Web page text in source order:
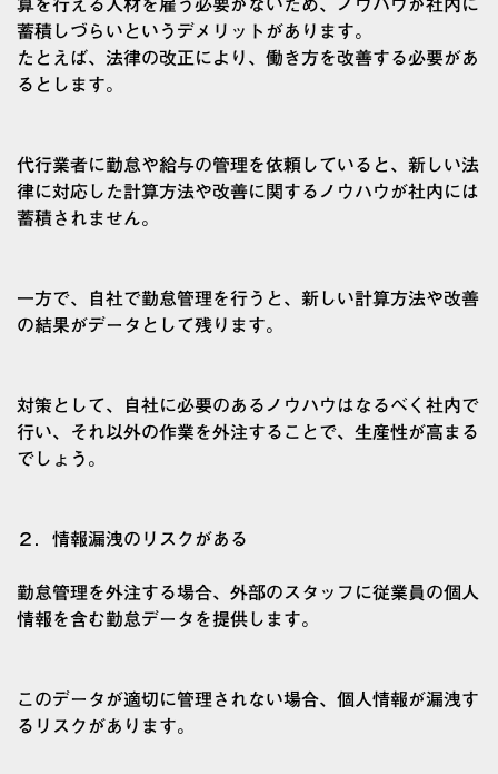
算を行える人材を雇う必要がないため、ノウハウが社内に
蓄積しづらいというデメリットがあります。
たとえば、法律の改正により、働き方を改善する必要があ
るとします。
代行業者に勤怠や給与の管理を依頼していると、新しい法
律に対応した計算方法や改善に関するノウハウが社内には
蓄積されません。
一方で、自社で勤怠管理を行うと、新しい計算方法や改善
の結果がデータとして残ります。
対策として、自社に必要のあるノウハウはなるべく社内で
行い、それ以外の作業を外注することで、生産性が高まる
でしょう。
２．情報漏洩のリスクがある
勤怠管理を外注する場合、外部のスタッフに従業員の個人
情報を含む勤怠データを提供します。
このデータが適切に管理されない場合、個人情報が漏洩す
るリスクがあります。